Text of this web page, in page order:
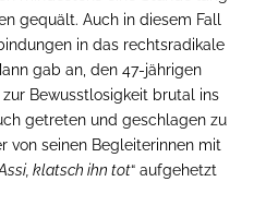
gequält. Auch in diesem Fall
in das rechtsradikale
gab an, den 47-jährigen
Bewusstlosigkeit brutal ins
getreten und geschlagen zu
von seinen Begleiterinnen mit
klatsch ihn tot“ aufgehetzt